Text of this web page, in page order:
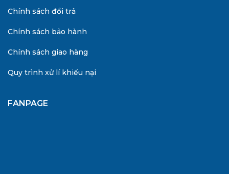
Chính sách đổi trả
Chính sách bảo hành
Chính sách giao hàng
Quy trình xử lí khiếu nại
FANPAGE